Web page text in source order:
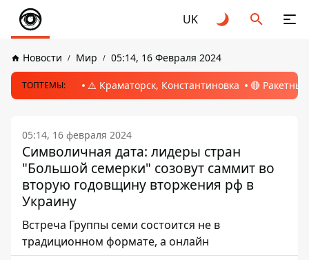
UK
Новости Мир 05:14, 16 Февраля 2024
ТОПТЕМЫ: ⚠️ Краматорск, Константиновка 🔴
05:14, 16 февраля 2024
Символичная дата: лидеры стран
"Большой семерки" созовут саммит во
вторую годовщину вторжения рф в
Украину
Встреча Группы семи состоится не в
традиционном формате, а онлайн